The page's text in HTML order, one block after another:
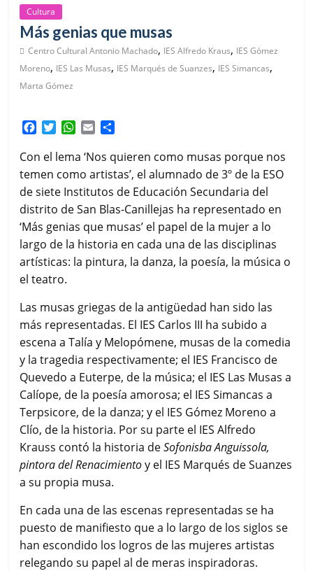
Cultura
Más genias que musas
Centro Cultural Antonio Machado, IES Alfredo Kraus, IES Gómez
Moreno, IES Las Musas, IES Marqués de Suanzes, IES Simancas,
Marta Gómez
c
e
b
o
o
k
i
t
t
e
r
W
a
t
s
A
p
p
a
i
l
m
p
a
r
t
i
r
Con el lema ‘Nos quieren como musas porque nos
temen como artistas’, el alumnado de 3º de la ESO
de siete Institutos de Educación Secundaria del
distrito de San Blas-Canillejas ha representado en
‘Más genias que musas’ el papel de la mujer a lo
largo de la historia en cada una de las disciplinas
artísticas: la pintura, la danza, la poesía, la música o
el teatro.
Las musas griegas de la antigüedad han sido las
más representadas. El IES Carlos III ha subido a
escena a Talía y Melopómene, musas de la comedia
y la tragedia respectivamente; el IES Francisco de
Quevedo a Euterpe, de la música; el IES Las Musas a
Calíope, de la poesía amorosa; el IES Simancas a
Terpsicore, de la danza; y el IES Gómez Moreno a
Clío, de la historia. Por su parte el IES Alfredo
Krauss contó la historia deSofonisba Anguissola,
pintora del Renacimientoy el IES Marqués de Suanzes
a su propia musa.
En cada una de las escenas representadas se ha
puesto de manifiesto que a lo largo de los siglos se
han escondido los logros de las mujeres artistas
relegando su papel al de meras inspiradoras.